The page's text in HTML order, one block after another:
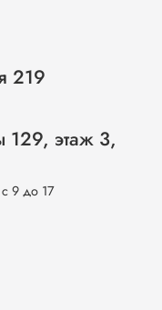
219
129, этаж 3,
9 до 17